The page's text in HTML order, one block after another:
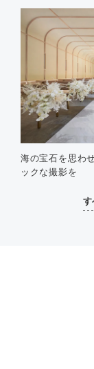
海の宝石を思わ
ックな撮影を